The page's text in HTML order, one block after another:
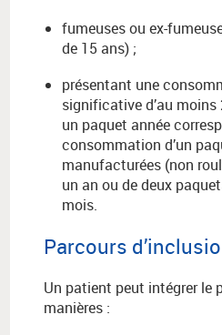
fumeuses ou ex-
de 15 ans) ;
présentant une
significative d’au moins
un paquet année
consommation d’un
manufacturées (non
un an ou de deux
mois.
Parcours
Un patient peut intégrer le
manières :